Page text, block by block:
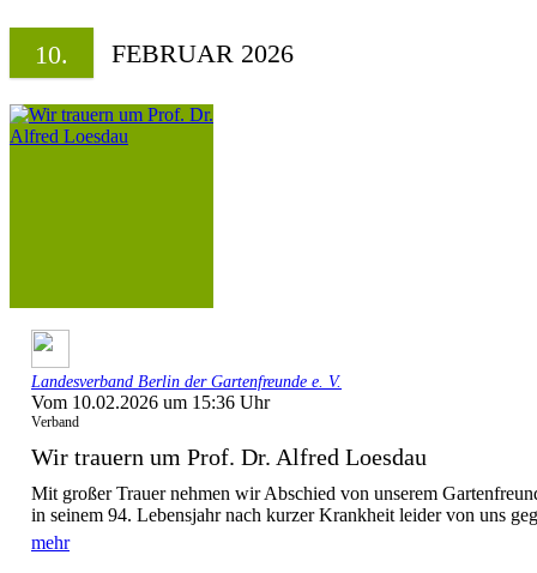
10. FEBRUAR 2026
Landesverband Berlin der Gartenfreunde e. V.
Vom 10.02.2026 um 15:36 Uhr
Verband
Wir trauern um Prof. Dr. Alfred Loesdau
Mit großer Trauer nehmen wir Abschied von unserem
in seinem 94. Lebensjahr nach kurzer Krankheit leider von uns
mehr